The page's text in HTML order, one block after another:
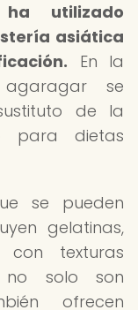
utilizado
asiática
En la
se
de la
para dietas
se pueden
gelatinas,
con texturas
no solo son
ofrecen